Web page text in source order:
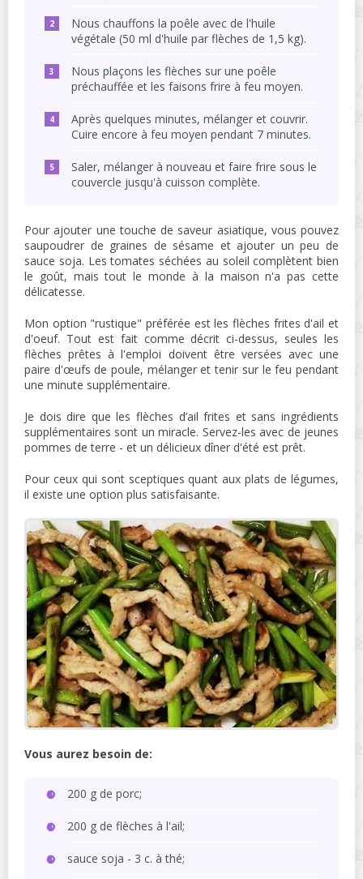
Nous chauffons la poêle avec de l'huile
végétale (50 ml d'huile par flèches de 1,5 kg).
Nous plaçons les flèches sur une poêle
préchauffée et les faisons frire à feu moyen.
Après quelques minutes, mélanger et couvrir.
Cuire encore à feu moyen pendant 7 minutes.
Saler, mélanger à nouveau et faire frire sous le
couvercle jusqu'à cuisson complète.
Pour ajouter une touche de saveur asiatique, vous pouvez
saupoudrer de graines de sésame et ajouter un peu de
sauce soja. Les tomates séchées au soleil complètent bien
le goût, mais tout le monde à la maison n'a pas cette
délicatesse.
Mon option "rustique" préférée est les flèches frites d'ail et
d'oeuf. Tout est fait comme décrit ci-dessus, seules les
flèches prêtes à l'emploi doivent être versées avec une
paire d'œufs de poule, mélanger et tenir sur le feu pendant
une minute supplémentaire.
Je dois dire que les flèches d’ail frites et sans ingrédients
supplémentaires sont un miracle. Servez-les avec de jeunes
pommes de terre - et un délicieux dîner d'été est prêt.
Pour ceux qui sont sceptiques quant aux plats de légumes,
il existe une option plus satisfaisante.
Vous aurez besoin de:
200 g de porc;
200 g de flèches à l'ail;
sauce soja - 3 c. à thé;